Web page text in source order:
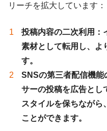
リーチを拡大しています：
投稿内容の二次利用：
素材として転用し、よ
す。
SNSの第三者配信機能
サーの投稿を広告とし
スタイルを保ちながら
ことができます。